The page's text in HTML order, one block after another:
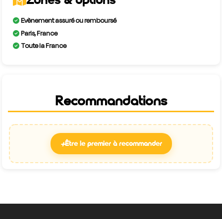
Evènement assuré ou remboursé
Paris, France
Toute la France
Recommandations
+Être le premier à recommander